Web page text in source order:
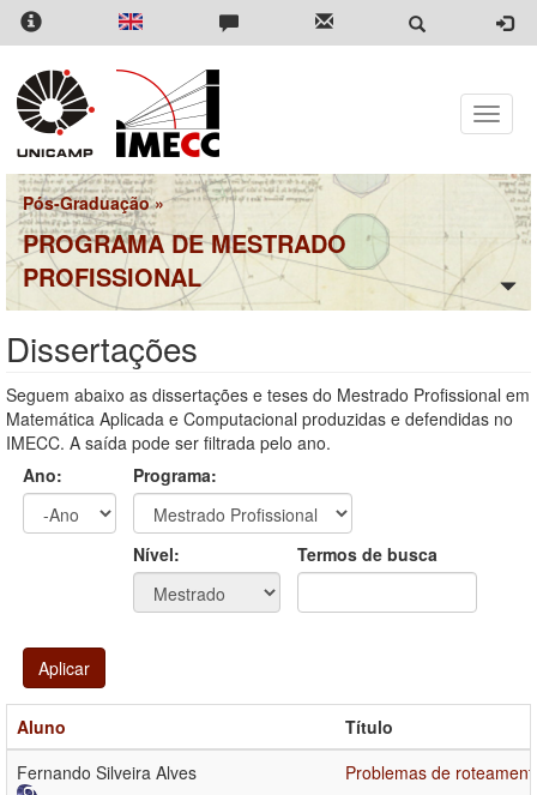
Pular
para
conteúdo
principal
Toggle
Pós-Graduação»
PROGRAMA DE MESTRADO
PROFISSIONAL
Dissertações
Seguem abaixo as dissertações e teses do Mestrado Profissional em
Matemática Aplicada e Computacional produzidas e defendidas no
IMECC. A saída pode ser filtrada pelo ano.
Ano:
Programa:
Nível: Termos de busca
Aplicar
Aluno
Título
Fernando Silveira Alves
Problemas de